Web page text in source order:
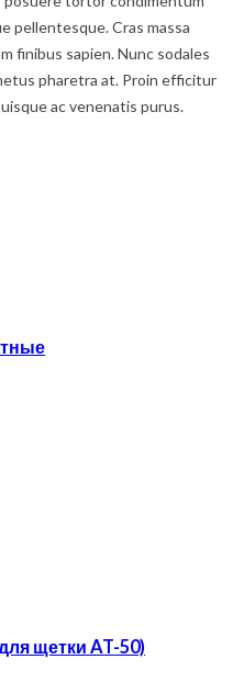
pellentesque. Cras massa
finibus sapien. Nunc sodales
pharetra at. Proin efficitur
ac venenatis purus.
щетки AT-50)